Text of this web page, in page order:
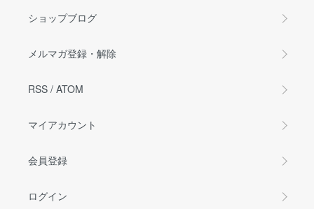
ショップブログ
メルマガ登録・解除
RSS / ATOM
マイアカウント
会員登録
ログイン